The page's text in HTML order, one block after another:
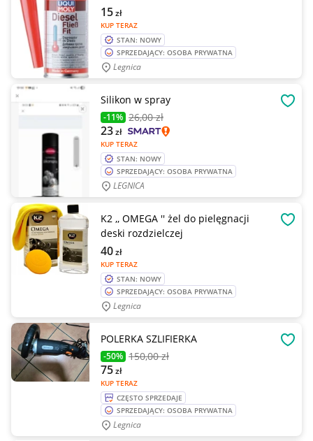
KUP TERAZ
15zł
STAN: NOWY
SPRZEDAJĄCY: OSOBA PRYWATNA
Legnica
Silikon w spray
-11% 26,00 zł
KUP TERAZ
23zł
STAN: NOWY
SPRZEDAJĄCY: OSOBA PRYWATNA
LEGNICA
K2 ,, OMEGA '' żel do pielęgnacji
deski rozdzielczej
KUP TERAZ
40zł
STAN: NOWY
SPRZEDAJĄCY: OSOBA PRYWATNA
Legnica
POLERKA SZLIFIERKA
-50% 150,00 zł
KUP TERAZ
75zł
CZĘSTO SPRZEDAJE
SPRZEDAJĄCY: OSOBA PRYWATNA
Legnica